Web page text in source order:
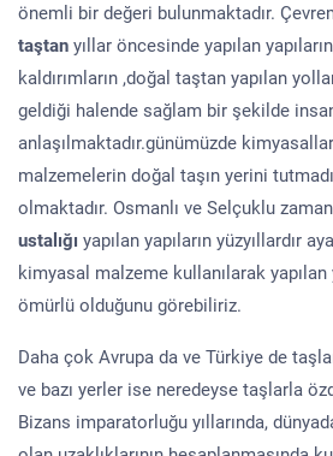
önemli bir değeri bulunmaktadır.
taştan yıllar öncesinde yapılan
kaldırımların ,doğal taştan yapılan
geldiği halende sağlam bir şekilde
anlaşılmaktadır.günümüzde
malzemelerin doğal taşın yerini
olmaktadır. Osmanlı ve Selçuklu
ustalığı yapılan yapıların yüzyıllardır
kimyasal malzeme kullanılarak yapılan
ömürlü olduğunu görebiliriz.
Daha çok Avrupa da ve Türkiye de
ve bazı yerler ise neredeyse taşlarla
Bizans imparatorluğu yıllarında,